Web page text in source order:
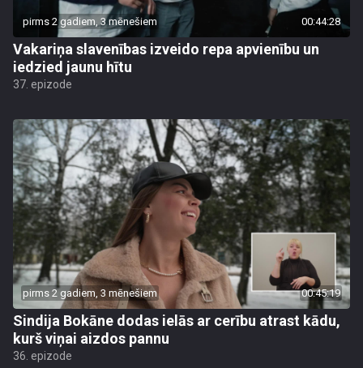
pirms 2 gadiem, 3 mēnešiem 00:44:28
Vakariņa slavenības izveido repa apvienību un
iedzied jaunu hītu
37. epizode
pirms 2 gadiem, 3 mēnešiem 00:45:19
Sindija Bokāne dodas ielās ar cerību atrast kādu,
kurš viņai aizdos pannu
36. epizode